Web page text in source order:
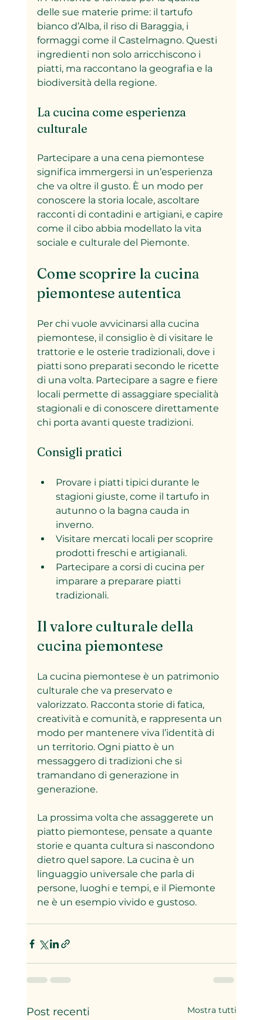
delle sue materie prime: il tartufo
bianco d’Alba, il riso di Baraggia, i
formaggi come il Castelmagno. Questi
ingredienti non solo arricchiscono i
piatti, ma raccontano la geografia e la
biodiversità della regione.
La cucina come esperienza
culturale
Partecipare a una cena piemontese
significa immergersi in un’esperienza
che va oltre il gusto. È un modo per
conoscere la storia locale, ascoltare
racconti di contadini e artigiani, e capire
come il cibo abbia modellato la vita
sociale e culturale del Piemonte.
Come scoprire la cucina
piemontese autentica
Per chi vuole avvicinarsi alla cucina
piemontese, il consiglio è di visitare le
trattorie e le osterie tradizionali, dove i
piatti sono preparati secondo le ricette
di una volta. Partecipare a sagre e fiere
locali permette di assaggiare specialità
stagionali e di conoscere direttamente
chi porta avanti queste tradizioni.
Consigli pratici
Provare i piatti tipici durante le
stagioni giuste, come il tartufo in
autunno o la bagna cauda in
inverno.
Visitare mercati locali per scoprire
prodotti freschi e artigianali.
Partecipare a corsi di cucina per
imparare a preparare piatti
tradizionali.
Il valore culturale della
cucina piemontese
La cucina piemontese è un patrimonio
culturale che va preservato e
valorizzato. Racconta storie di fatica,
creatività e comunità, e rappresenta un
modo per mantenere viva l’identità di
un territorio. Ogni piatto è un
messaggero di tradizioni che si
tramandano di generazione in
generazione.
La prossima volta che assaggerete un
piatto piemontese, pensate a quante
storie e quanta cultura si nascondono
dietro quel sapore. La cucina è un
linguaggio universale che parla di
persone, luoghi e tempi, e il Piemonte
ne è un esempio vivido e gustoso.
Post recenti Mostra tutti